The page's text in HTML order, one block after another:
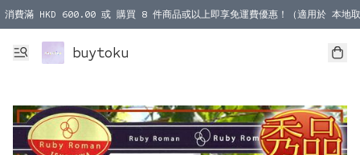
消費滿 HKD 600.00 或 購買 8 件商品或以上即享免運費優惠！（適用於 本地
消費滿 HKD 1000.00 或 購買 100 件商品或以上即享免運費優惠！（適用於
buytoku